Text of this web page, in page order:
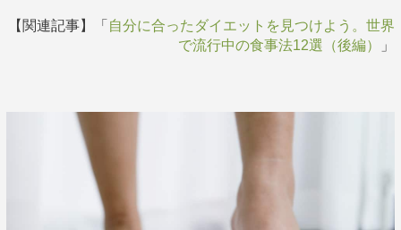
【関連記事】「 自分に合ったダイエットを見つけよう。世界
で流行中の食事法12選（後編）
」